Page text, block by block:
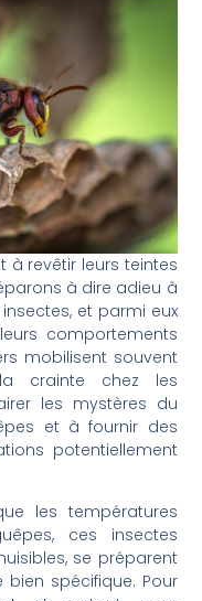
à revêtir leurs teintes
à dire adieu à
et parmi eux
comportements
mobilisent souvent
la crainte chez les
les mystères du
et à fournir des
potentiellement
les températures
ces insectes
se préparent
spécifique. Pour